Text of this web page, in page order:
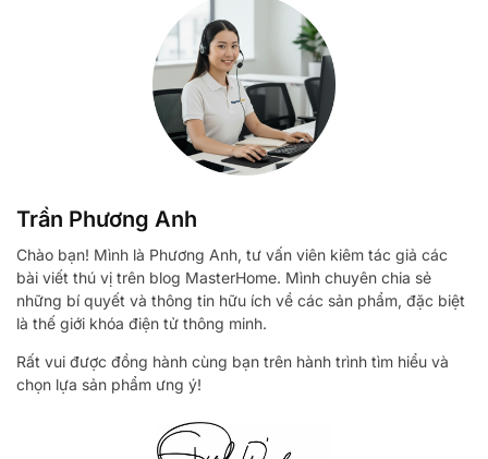
Trần Phương Anh
Chào bạn! Mình là Phương Anh, tư vấn viên kiêm tác giả các
bài viết thú vị trên blog MasterHome. Mình chuyên chia sẻ
những bí quyết và thông tin hữu ích về các sản phẩm, đặc biệt
là thế giới khóa điện tử thông minh.
Rất vui được đồng hành cùng bạn trên hành trình tìm hiểu và
chọn lựa sản phẩm ưng ý!